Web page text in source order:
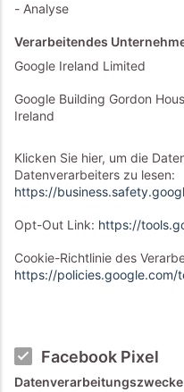
Analyse
Verarbeitendes
Google Ireland Limited
Google Building Gordon
Ireland
Klicken Sie hier, um die
Datenverarbeiters zu lesen:
https://
Opt-Out Link: https://
Cookie-Richtlinie des
https://policies.google.com/
Facebook Pixel
Datenverarbeitungszwecke